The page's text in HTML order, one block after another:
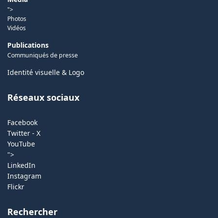
">
Photos
Vidéos
Publications
Communiqués de presse
Identité visuelle & Logo
Réseaux sociaux
Facebook
Twitter - X
YouTube
">
LinkedIn
Instagram
Flickr
Rechercher